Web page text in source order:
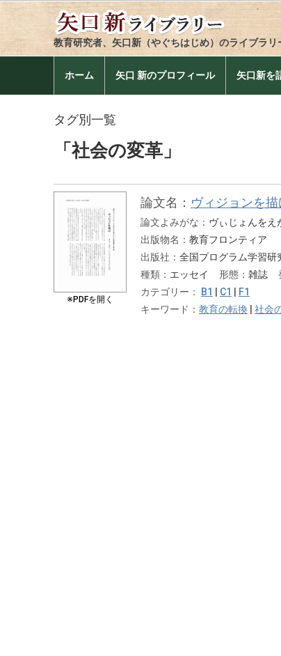
教育研究者、矢口新（やぐちはじめ）のライブラリ
ホーム 矢口 新のプロフィール 矢口新を
タグ別一覧
「社会の変革」
※PDFを開く
論文名： ヴィジョンを描
論文よみがな： ヴぃじょんをえ
出版物名： 教育フロンティア
出版社： 全国プログラム学習研
種類： エッセイ 形態： 雑誌
カテゴリー：
B1 C1
F1
キーワード： 教育の転換 社会